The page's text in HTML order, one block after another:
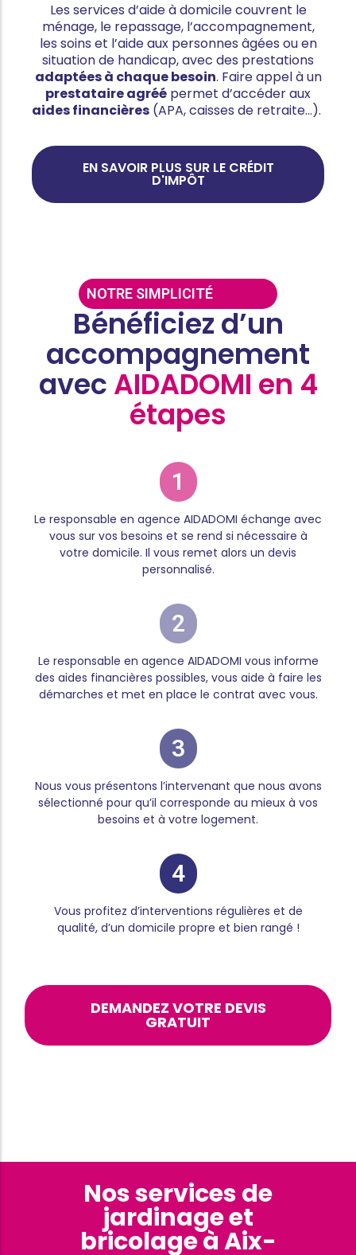
Les services d’aide à domicile couvrent le
ménage, le repassage, l’accompagnement,
les soins et l’aide aux personnes âgées ou en
situation de handicap, avec des prestations
adaptées à chaque besoin. Faire appel à un
prestataire agréé permet d’accéder aux
aides financières (APA, caisses de retraite…).
EN SAVOIR PLUS SUR LE CRÉDIT
D'IMPÔT
NOTRE SIMPLICITÉ
Bénéficiez d’un
accompagnement
avec AIDADOMI en 4
étapes
1
Le responsable en agence AIDADOMI échange avec
vous sur vos besoins et se rend si nécessaire à
votre domicile. Il vous remet alors un devis
personnalisé.
2
Le responsable en agence AIDADOMI vous informe
des aides financières possibles, vous aide à faire les
démarches et met en place le contrat avec vous.
3
Nous vous présentons l’intervenant que nous avons
sélectionné pour qu’il corresponde au mieux à vos
besoins et à votre logement.
4
Vous profitez d’interventions régulières et de
qualité, d’un domicile propre et bien rangé !
DEMANDEZ VOTRE DEVIS
GRATUIT
Nos services de
jardinage et
bricolage à Aix-